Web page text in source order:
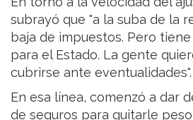
subrayó que "a la suba de la
baja de impuestos. Pero
para el Estado. La gente
cubrirse ante eventualidades".
En esa línea, comenzó a dar
de seguros para quitarle peso